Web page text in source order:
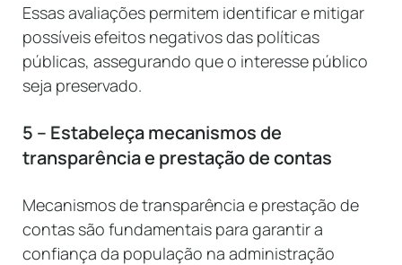
Essas avaliações permitem identificar e mitigar
possíveis efeitos negativos das políticas
públicas, assegurando que o interesse público
seja preservado.
5 – Estabeleça mecanismos de
transparência e prestação de contas
Mecanismos de transparência e prestação de
contas são fundamentais para garantir a
confiança da população na administração